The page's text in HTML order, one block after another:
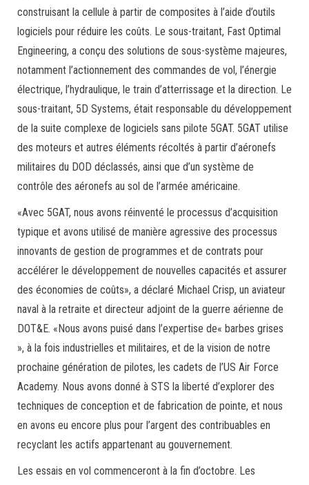
construisant la cellule à partir de composites à l’aide d’outils
logiciels pour réduire les coûts. Le sous-traitant, Fast Optimal
Engineering, a conçu des solutions de sous-système majeures,
notamment l’actionnement des commandes de vol, l’énergie
électrique, l’hydraulique, le train d’atterrissage et la direction. Le
sous-traitant, 5D Systems, était responsable du développement
de la suite complexe de logiciels sans pilote 5GAT. 5GAT utilise
des moteurs et autres éléments récoltés à partir d’aéronefs
militaires du DOD déclassés, ainsi que d’un système de
contrôle des aéronefs au sol de l’armée américaine.
«Avec 5GAT, nous avons réinventé le processus d’acquisition
typique et avons utilisé de manière agressive des processus
innovants de gestion de programmes et de contrats pour
accélérer le développement de nouvelles capacités et assurer
des économies de coûts», a déclaré Michael Crisp, un aviateur
naval à la retraite et directeur adjoint de la guerre aérienne de
DOT&E. «Nous avons puisé dans l’expertise de« barbes grises
», à la fois industrielles et militaires, et de la vision de notre
prochaine génération de pilotes, les cadets de l’US Air Force
Academy. Nous avons donné à STS la liberté d’explorer des
techniques de conception et de fabrication de pointe, et nous
en avons eu encore plus pour l’argent des contribuables en
recyclant les actifs appartenant au gouvernement.
Les essais en vol commenceront à la fin d’octobre. Les